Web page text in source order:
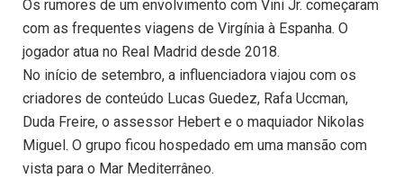
Os rumores de um envolvimento com Vini Jr. começaram
com as frequentes viagens de Virgínia à Espanha. O
jogador atua no Real Madrid desde 2018.
No início de setembro, a influenciadora viajou com os
criadores de conteúdo Lucas Guedez, Rafa Uccman,
Duda Freire, o assessor Hebert e o maquiador Nikolas
Miguel. O grupo ficou hospedado em uma mansão com
vista para o Mar Mediterrâneo.